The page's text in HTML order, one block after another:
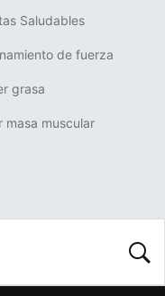
Saludables
de fuerza
grasa
masa muscular